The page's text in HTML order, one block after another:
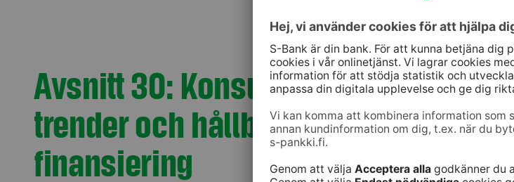
Avsnitt 30: Konsultarbete,
trender och hållbar
finansiering